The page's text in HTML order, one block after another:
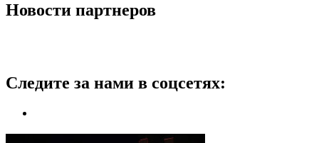
Новости партнеров
Следите за нами в соцсетях: